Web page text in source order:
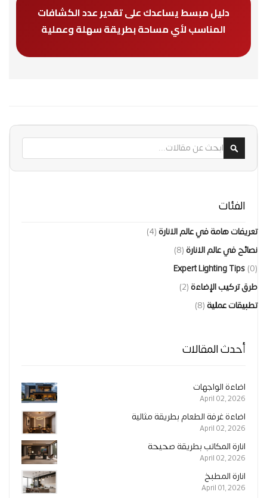
دليل مبسط يساعدك على تقدير عدد الكشافات
المناسب لأي مساحة بطريقة سهلة وعملية
ابحث
ابحث
الفئات
تعريفات هامة في عالم الانارة(4)
نصائح في عالم الانارة(8)
Expert Lighting Tips (0)
طرق تركيب الإضاءة(2)
تطبيقات عملية(8)
أحدث المقالات
اضاءة الواجهات
April 02, 2026
اضاءة غرفة الطعام بطريقة مثالية
April 02, 2026
انارة المكاتب بطريقة صحيحة
April 02, 2026
انارة المطبخ
April 01, 2026